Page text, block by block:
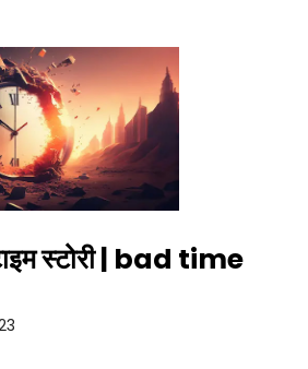
स्टोरी | bad time